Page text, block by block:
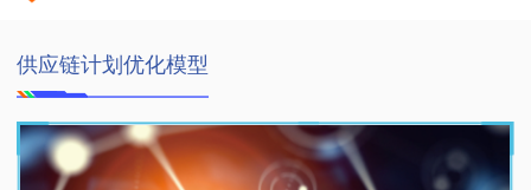
供应链计划优化模型